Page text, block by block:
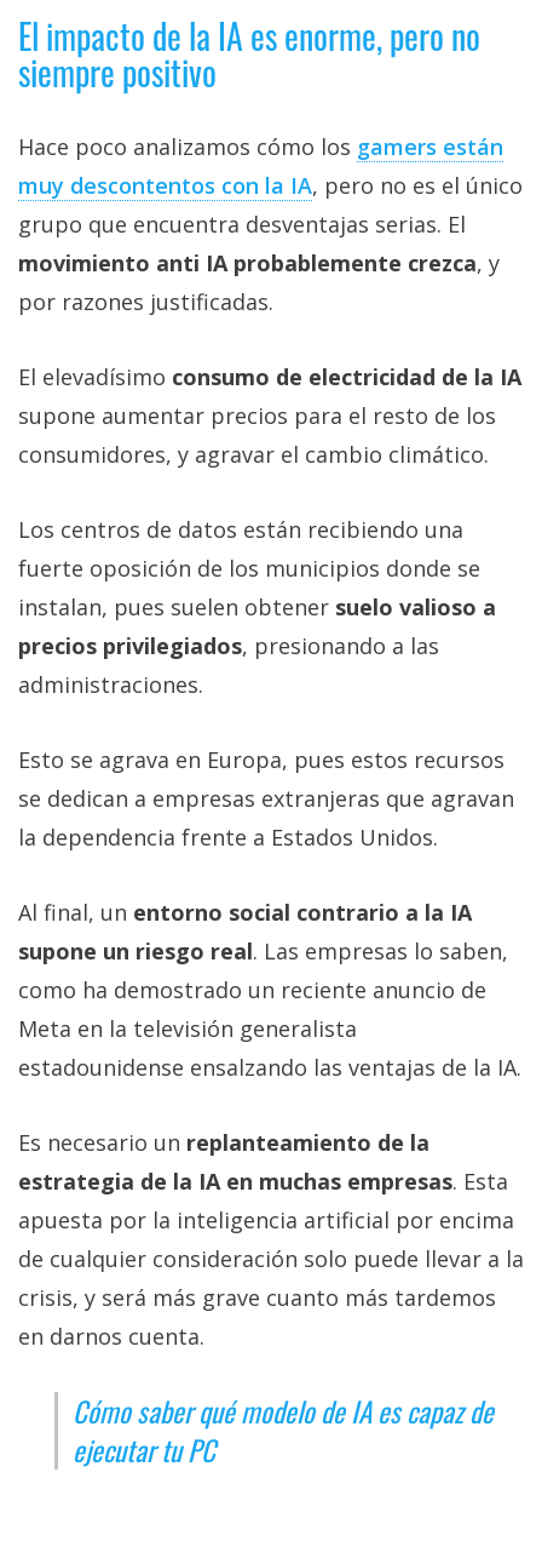
El impacto de la IA es enorme, pero no
siempre positivo
Hace poco analizamos cómo los gamers están
muy descontentos con la IA‎, pero no es el único
grupo que encuentra desventajas serias. El
movimiento anti IA probablemente crezca, y
por razones justificadas.
El elevadísimo consumo de electricidad de la IA
supone aumentar precios para el resto de los
consumidores, y agravar el cambio climático.
Los centros de datos están recibiendo una
fuerte oposición de los municipios donde se
instalan, pues suelen obtener suelo valioso a
precios privilegiados, presionando a las
administraciones.
Esto se agrava en Europa, pues estos recursos
se dedican a empresas extranjeras que agravan
la dependencia frente a Estados Unidos.
Al final, un entorno social contrario a la IA
supone un riesgo real. Las empresas lo saben,
como ha demostrado un reciente anuncio de
Meta en la televisión generalista
estadounidense ensalzando las ventajas de la IA.
Es necesario un replanteamiento de la
estrategia de la IA en muchas empresas. Esta
apuesta por la inteligencia artificial por encima
de cualquier consideración solo puede llevar a la
crisis, y será más grave cuanto más tardemos
en darnos cuenta.
Cómo saber qué modelo de IA es capaz de
ejecutar tu PC